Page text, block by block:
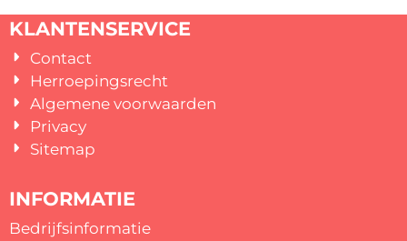
KLANTENSERVICE
Contact
Herroepingsrecht
Algemene voorwaarden
Privacy
Sitemap
INFORMATIE
Bedrijfsinformatie